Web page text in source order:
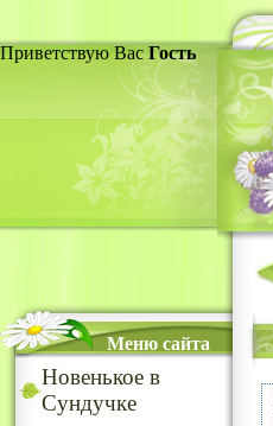
Приветствую Вас Гость
Меню сайта
Новенькое в
Сундучке